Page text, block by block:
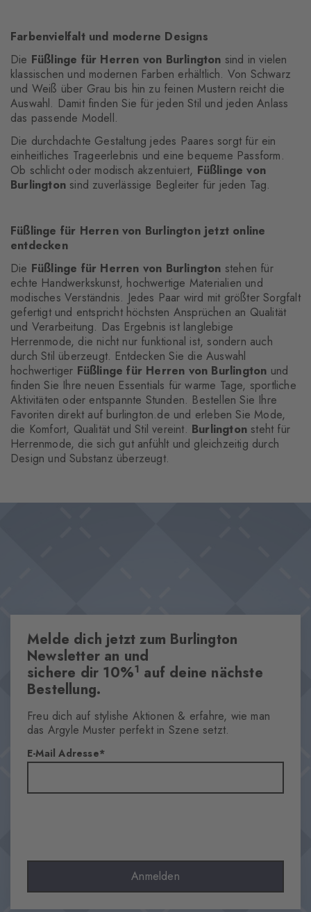
Farbenvielfalt und moderne Designs
Die Füßlinge für Herren von Burlington sind in vielen
klassischen und modernen Farben erhältlich. Von Schwarz
und Weiß über Grau bis hin zu feinen Mustern reicht die
Auswahl. Damit finden Sie für jeden Stil und jeden Anlass
das passende Modell.
Die durchdachte Gestaltung jedes Paares sorgt für ein
einheitliches Trageerlebnis und eine bequeme Passform.
Ob schlicht oder modisch akzentuiert, Füßlinge von
Burlington sind zuverlässige Begleiter für jeden Tag.
Füßlinge für Herren von Burlington jetzt online
entdecken
Die Füßlinge für Herren von Burlington stehen für
echte Handwerkskunst, hochwertige Materialien und
modisches Verständnis. Jedes Paar wird mit größter Sorgfalt
gefertigt und entspricht höchsten Ansprüchen an Qualität
und Verarbeitung. Das Ergebnis ist langlebige
Herrenmode, die nicht nur funktional ist, sondern auch
durch Stil überzeugt. Entdecken Sie die Auswahl
hochwertiger Füßlinge für Herren von Burlington und
finden Sie Ihre neuen Essentials für warme Tage, sportliche
Aktivitäten oder entspannte Stunden. Bestellen Sie Ihre
Favoriten direkt auf burlington.de und erleben Sie Mode,
die Komfort, Qualität und Stil vereint. Burlington steht für
Herrenmode, die sich gut anfühlt und gleichzeitig durch
Design und Substanz überzeugt.
Melde dich jetzt zum Burlington
Newsletter an und
sichere dir 10%1 auf deine nächste
Bestellung.
Freu dich auf stylishe Aktionen & erfahre, wie man
das Argyle Muster perfekt in Szene setzt.
E-Mail Adresse
Anmelden